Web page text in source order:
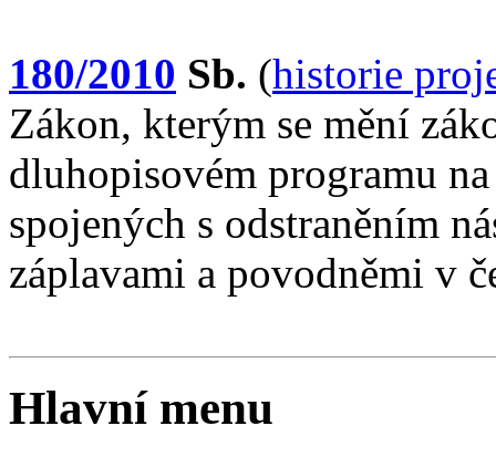
180/2010 Sb. (historie
Zákon, kterým se mění
dluhopisovém programu
spojených s odstraněním
záplavami a povodněmi v
Hlavní menu